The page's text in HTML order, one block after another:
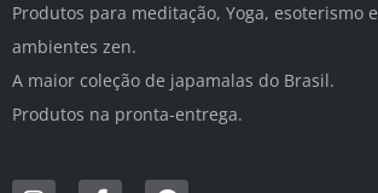
Produtos para meditação, Yoga, esoterismo e
ambientes zen.
A maior coleção de japamalas do Brasil.
Produtos na pronta-entrega.